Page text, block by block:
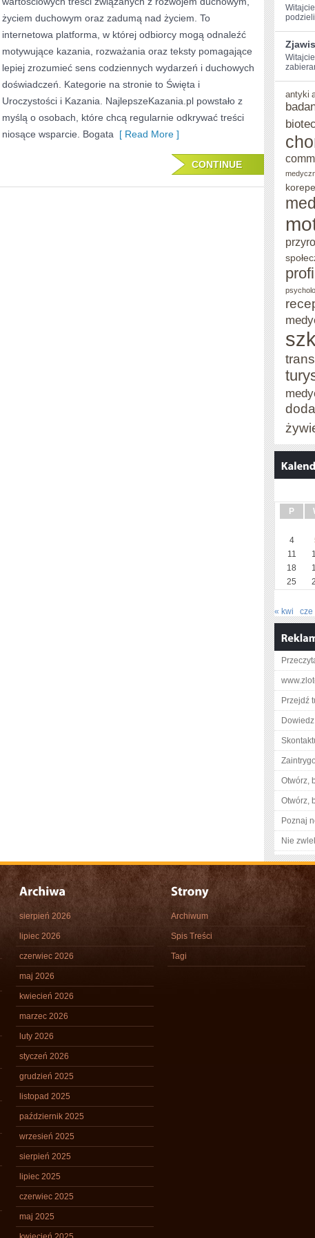
WYCHOWANIE
WIERZE
życiem duchowym oraz zadumą nad życiem. To
internetowa platforma, w której odbiorcy mogą odnaleźć
motywujące kazania, rozważania oraz teksty pomagające
lepiej zrozumieć sens codziennych wydarzeń i duchowych
doświadczeń. Kategorie na stronie to Święta i
Uroczystości i Kazania. NajlepszeKazania.pl powstało z
myślą o osobach, które chcą regularnie odkrywać treści
niosące wsparcie. Bogata [ Read More ]
CONTINUE
antyki
P
4
11
18
25
« kwi cze
Przejdź
Otwórz,
Otwórz,
Poznaj
Nie
sierpień 2026
lipiec 2026
czerwiec 2026
maj 2026
kwiecień 2026
marzec 2026
luty 2026
styczeń 2026
grudzień 2025
listopad 2025
październik 2025
wrzesień 2025
sierpień 2025
lipiec 2025
czerwiec 2025
maj 2025
Archiwum
Spis Treści
Tagi